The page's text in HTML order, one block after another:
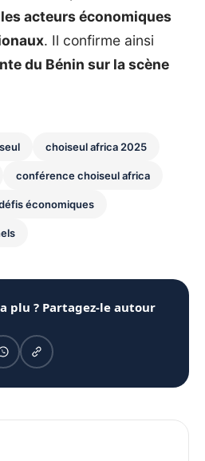
acteurs économiques
. Il confirme ainsi
du Bénin sur la scène
choiseul africa 2025
conférence choiseul africa
économiques
plu ? Partagez-le autour